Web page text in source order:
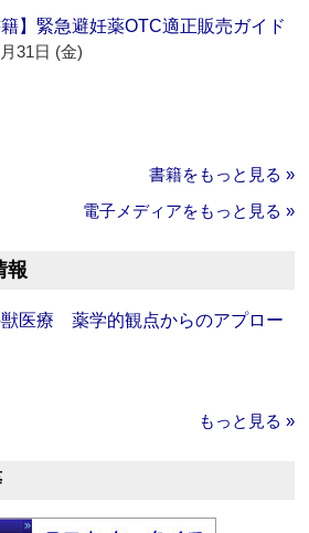
籍】緊急避妊薬OTC適正販売ガイド
31日 (金)
書籍をもっと見る »
電子メディアをもっと見る »
報
獣医療 薬学的観点からのアプロー
もっと見る »